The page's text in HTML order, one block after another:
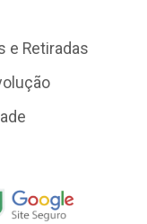
e Retiradas